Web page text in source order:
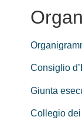
Consiglio
Giunta
Collegio